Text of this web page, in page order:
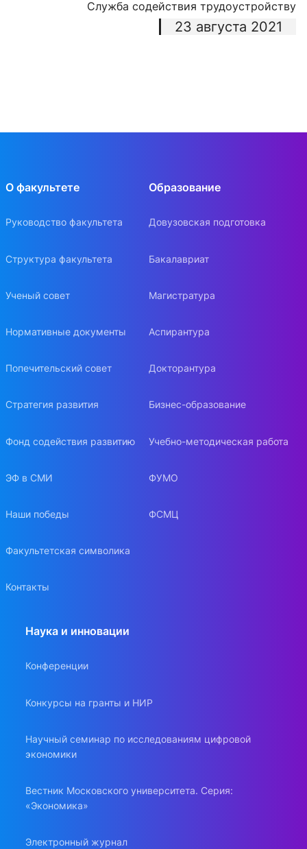
Служба содействия трудоустройству
23 августа 2021
О факультете
Руководство факультета
Структура факультета
Ученый совет
Нормативные документы
Попечительский совет
Стратегия развития
Фонд содействия развитию
ЭФ в СМИ
Наши победы
Факультетская символика
Контакты
Образование
Довузовская подготовка
Бакалавриат
Магистратура
Аспирантура
Докторантура
Бизнес-образование
Учебно-методическая работа
ФУМО
ФСМЦ
Наука и инновации
Конференции
Конкурсы на гранты и НИР
Научный семинар по исследованиям цифровой
экономики
Вестник Московского университета. Серия:
«Экономика»
Электронный журнал